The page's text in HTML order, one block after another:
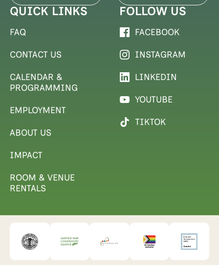
QUICK LINKS
FAQ
CONTACT US
CALENDAR &
PROGRAMMING
EMPLOYMENT
ABOUT US
IMPACT
ROOM & VENUE
RENTALS
FOLLOW US
FACEBOOK
INSTAGRAM
LINKEDIN
YOUTUBE
TIKTOK